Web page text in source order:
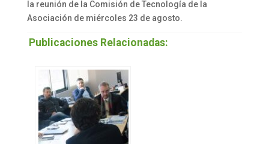
la reunión de la Comisión de Tecnología de la
Asociación de miércoles 23 de agosto.
Publicaciones Relacionadas: